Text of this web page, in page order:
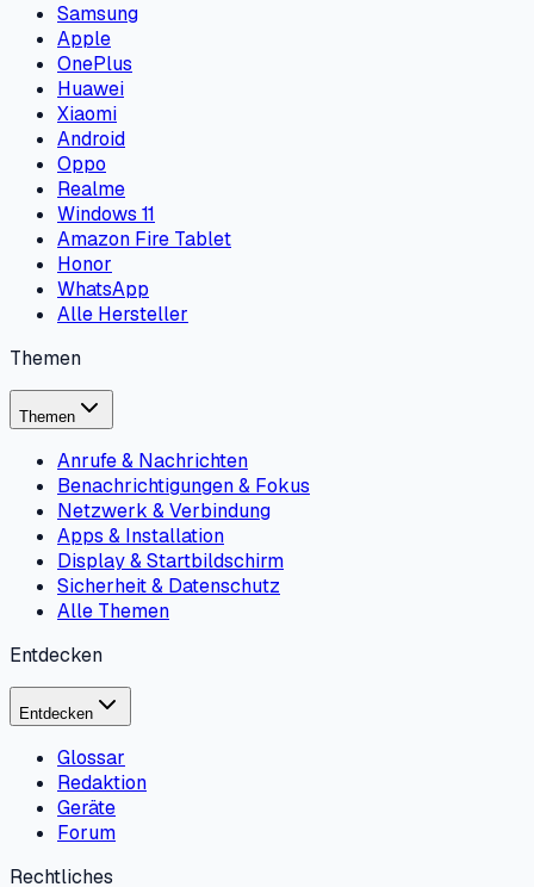
Samsung
Apple
OnePlus
Huawei
Xiaomi
Android
Oppo
Realme
Windows 11
Amazon Fire Tablet
Honor
WhatsApp
Alle Hersteller
Themen
Themen
Anrufe & Nachrichten
Benachrichtigungen & Fokus
Netzwerk & Verbindung
Apps & Installation
Display & Startbildschirm
Sicherheit & Datenschutz
Alle Themen
Entdecken
Entdecken
Glossar
Redaktion
Geräte
Forum
Rechtliches